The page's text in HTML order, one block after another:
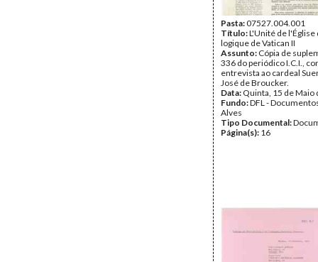
Pasta:07527.004.001
Título:L'Unité de l'Église
logique de Vatican II
Assunto: Cópia de
336 do periódico I.C.I.,
entrevista ao cardeal
José de Broucker.
Data: Quinta, 15 de Maio
Fundo:DFL -
Alves
Tipo Documental:
Página(s): 16